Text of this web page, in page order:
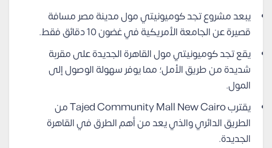
يبعد مشروع تجد كوميونيتي مول مدينة مصر مسافة
قصيرة عن الجامعة الأمريكية في غضون 10 دقائق فقط.
يقع تجد كوميونيتي مول القاهرة الجديدة على مقربة
شديدة من طريق الأمل؛ مما يوفر سهولة الوصول إلى
المول.
يقترب Tajed Community Mall New Cairo من
الطريق الدائري والذي يعد من أهم الطرق في القاهرة
الجديدة.